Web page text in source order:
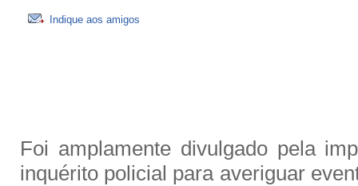
Indique aos amigos
Foi amplamente divulgado pela
inquérito policial para averiguar